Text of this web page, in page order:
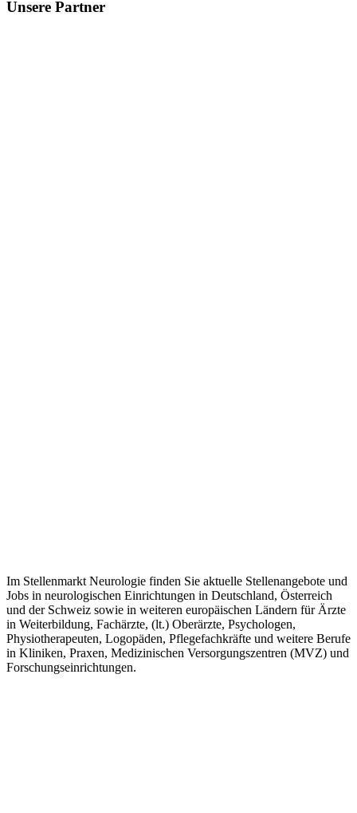
Unsere Partner
Im Stellenmarkt Neurologie finden Sie aktuelle Stellenangebote und
Jobs in neurologischen Einrichtungen in Deutschland, Österreich
und der Schweiz sowie in weiteren europäischen Ländern für Ärzte
in Weiterbildung, Fachärzte, (lt.) Oberärzte, Psychologen,
Physiotherapeuten, Logopäden, Pflegefachkräfte und weitere Berufe
in Kliniken, Praxen, Medizinischen Versorgungszentren (MVZ) und
Forschungseinrichtungen.